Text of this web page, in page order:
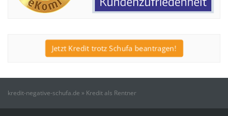
Jetzt Kredit trotz Schufa beantragen!
kredit-negative-schufa.de » Kredit als Rentner